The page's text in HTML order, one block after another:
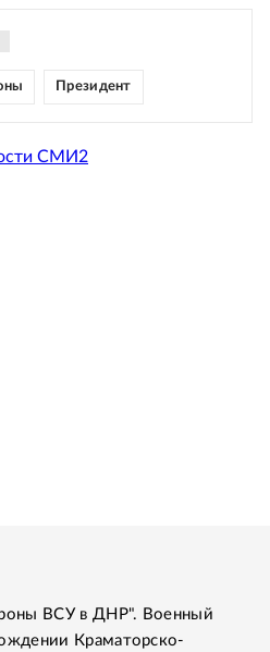
Президент
СМИ2
ВСУ в ДНР". Военный
Краматорско-